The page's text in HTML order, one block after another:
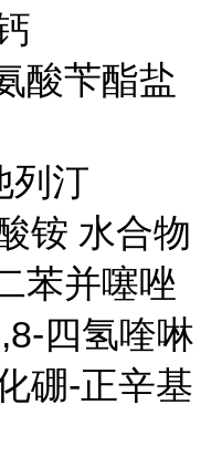
酸苄酯盐
列汀
铵 水合物
苯并噻唑
四氢喹啉
硼-正辛基